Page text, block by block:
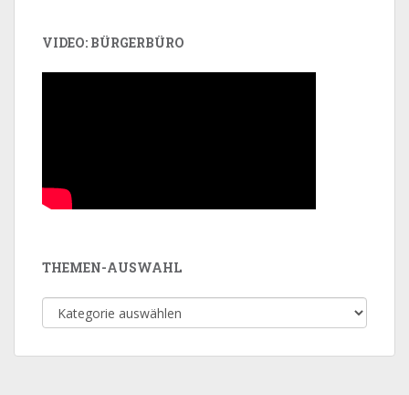
VIDEO: BÜRGERBÜRO
THEMEN-AUSWAHL
Themen-
Auswahl